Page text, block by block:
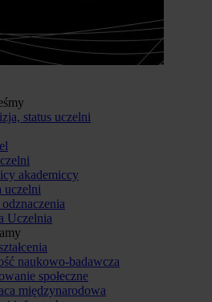
status uczelni
akademiccy
uczelni
Uczelnia
naukowo-badawcza
społeczne
międzynarodowa